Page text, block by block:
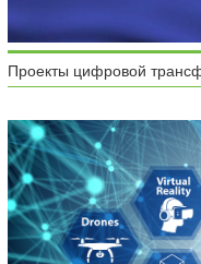
Проекты цифровой